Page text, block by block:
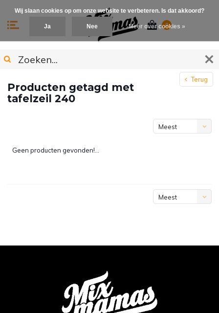
0
Terug
Producten getagd met
tafelzeil 240
Meest
Geen producten gevonden!...
Meest
Wij slaan cookies op om onze website te verbeteren. Is dat akkoord?
Ja Nee Meer over cookies »